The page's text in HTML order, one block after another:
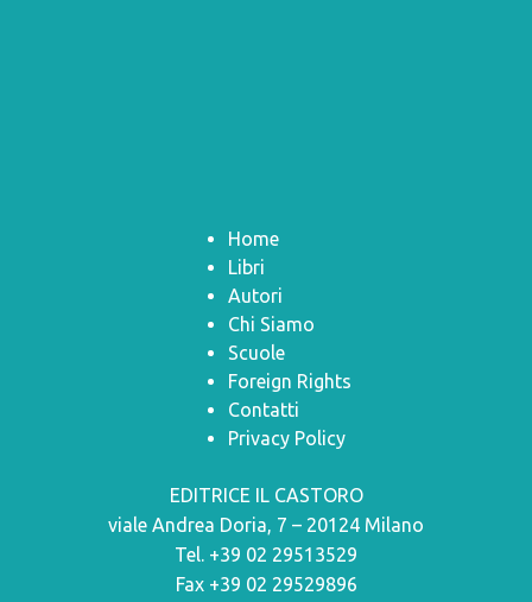
Home
Libri
Autori
Chi Siamo
Scuole
Foreign Rights
Contatti
Privacy Policy
EDITRICE IL CASTORO
viale Andrea Doria, 7 – 20124 Milano
Tel. +39 02 29513529
Fax +39 02 29529896